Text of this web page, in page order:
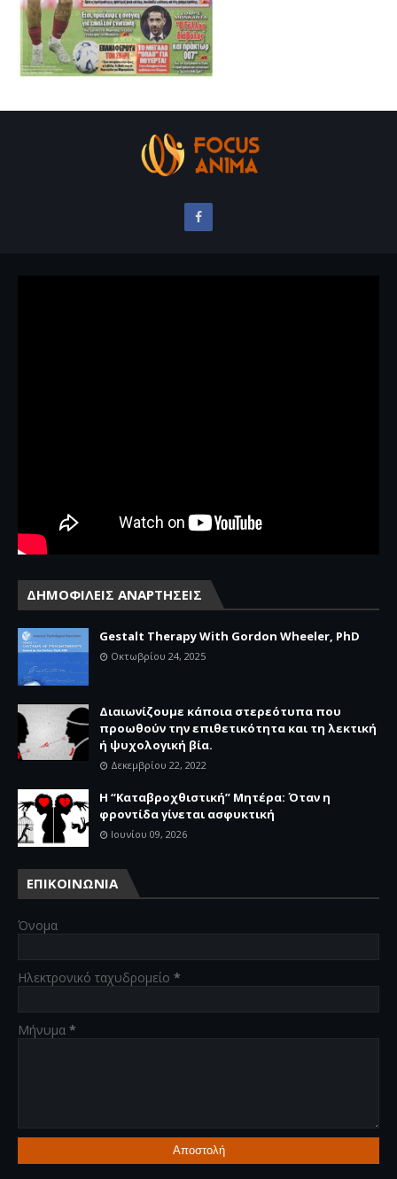
ΔΗΜΟΦΙΛΕΙΣ ΑΝΑΡΤΗΣΕΙΣ
Gestalt Therapy With Gordon Wheeler, PhD
Οκτωβρίου 24, 2025
Διαιωνίζουμε κάποια στερεότυπα που
προωθούν την επιθετικότητα και τη λεκτική
ή ψυχολογική βία.
Δεκεμβρίου 22, 2022
Η “Καταβροχθιστική” Mητέρα: Όταν η
φροντίδα γίνεται ασφυκτική
Ιουνίου 09, 2026
ΕΠΙΚΟΙΝΩΝΙΑ
Όνομα
Ηλεκτρονικό ταχυδρομείο *
Μήνυμα *